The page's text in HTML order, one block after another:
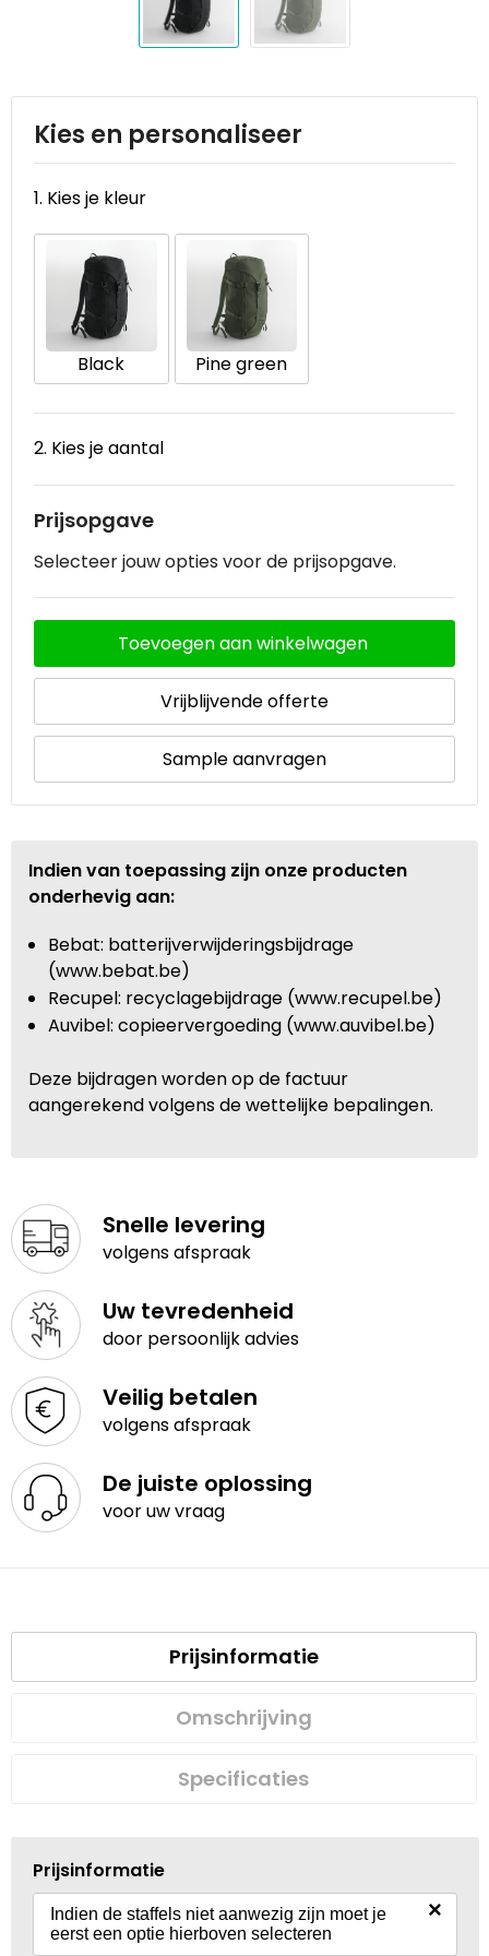
Reistassensets
Schoenentassen
Schoudertassen
Sporttassen
Strandtassen
Tablettassen
Trolleys
Waterbestendige tassen
Goodiebags
Thule
Urban Vitamin
Victorinox
VINGA
Waterman
Kies en personaliseer
1. Kies je kleur
Black Pine green
2. Kies je aantal
Prijsopgave
Selecteer jouw opties voor de prijsopgave.
Toevoegen aan winkelwagen
Vrijblijvende offerte
Sample aanvragen
Indien van toepassing zijn onze producten
onderhevig aan:
Bebat: batterijverwijderingsbijdrage
(www.bebat.be)
Recupel: recyclagebijdrage (www.recupel.be)
Auvibel: copieervergoeding (www.auvibel.be)
Deze bijdragen worden op de factuur
aangerekend volgens de wettelijke bepalingen.
Snelle levering
volgens afspraak
Uw tevredenheid
door persoonlijk advies
Veilig betalen
volgens afspraak
De juiste oplossing
voor uw vraag
Prijsinformatie
Omschrijving
Specificaties
Prijsinformatie
Indien de staffels niet aanwezig zijn moet je
eerst een optie hierboven selecteren
×